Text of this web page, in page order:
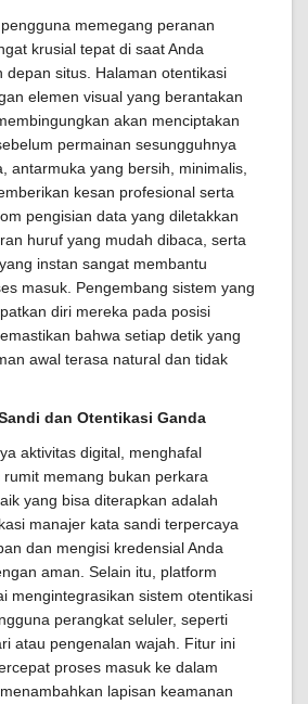
memegang peranan
krusial tepat di saat Anda
depan situs. Halaman otentikasi
elemen visual yang berantakan
akan menciptakan
permainan sesungguhnya
antarmuka yang bersih, minimalis,
kesan profesional serta
pengisian data yang diletakkan
huruf yang mudah dibaca, serta
instan sangat membantu
masuk. Pengembang sistem yang
diri mereka pada posisi
bahwa setiap detik yang
awal terasa natural dan tidak
dan Otentikasi Ganda
aktivitas digital, menghafal
memang bukan perkara
yang bisa diterapkan adalah
manajer kata sandi terpercaya
dan mengisi kredensial Anda
aman. Selain itu, platform
mengintegrasikan sistem otentikasi
perangkat seluler, seperti
atau pengenalan wajah. Fitur ini
proses masuk ke dalam
lapisan keamanan